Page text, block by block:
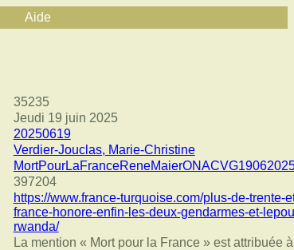
Aide
35235
Jeudi 19 juin 2025
20250619
Verdier-Jouclas, Marie-Christine
397204
https://www.france-turquoise.com/plus-de-trente-
france-honore-enfin-les-deux-gendarmes-et-
rwanda/
La mention « Mort pour la France » est attribuée